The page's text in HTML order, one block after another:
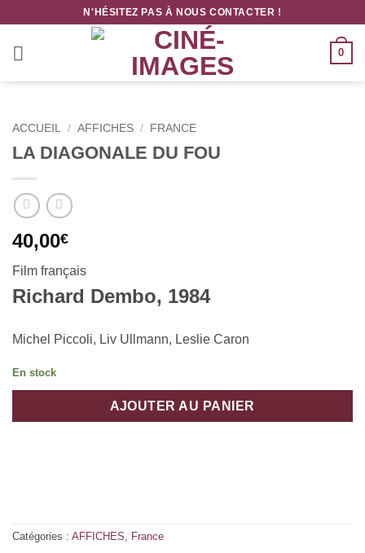
contenu
N'HÉSITEZ PAS À NOUS CONTACTER !
0
ACCUEIL / AFFICHES / FRANCE
LA DIAGONALE DU FOU
40,00€
Film français
Richard Dembo, 1984
Michel Piccoli, Liv Ullmann, Leslie Caron
En stock
AJOUTER AU PANIER
Catégories : AFFICHES France